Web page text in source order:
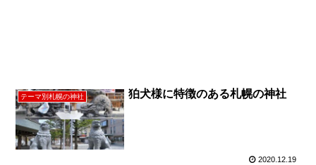
テーマ別札幌の神社 狛犬様に特徴のある札幌の神社
2020.12.19